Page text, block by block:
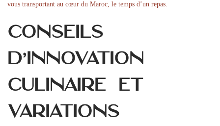
vous transportant au cœur du Maroc, le temps d’un repas.
Conseils
d’innovation
culinaire et
variations